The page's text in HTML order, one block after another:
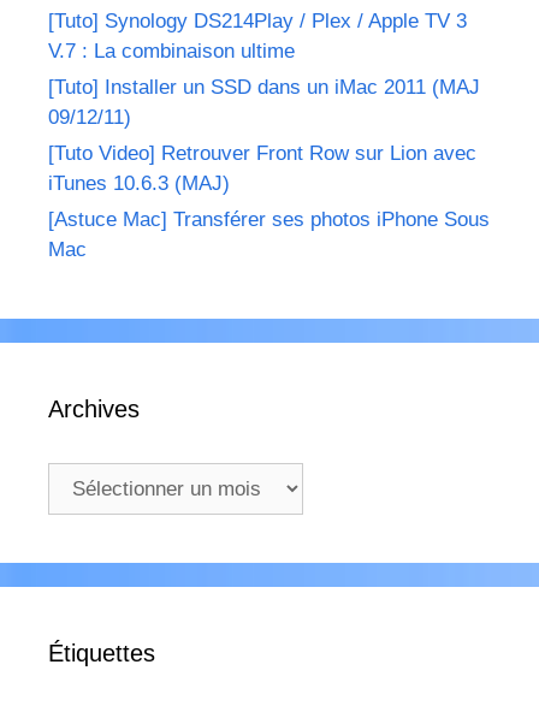
[Tuto] Synology DS214Play / Plex / Apple TV 3
V.7 : La combinaison ultime
[Tuto] Installer un SSD dans un iMac 2011 (MAJ
09/12/11)
[Tuto Video] Retrouver Front Row sur Lion avec
iTunes 10.6.3 (MAJ)
[Astuce Mac] Transférer ses photos iPhone Sous
Mac
Archives
Archives
Étiquettes